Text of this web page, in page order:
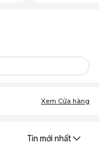
Xem Cửa hàng
Tin mới nhất